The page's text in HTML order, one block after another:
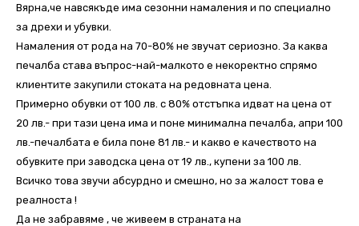
Вярна,че навсякъде има сезонни намаления и по специално
за дрехи и убувки.
Намаления от рода на 70-80% не звучат сериозно. За каква
печалба става въпрос-най-малкото е некоректно спрямо
клиентите закупили стоката на редовната цена.
Примерно обувки от 100 лв. с 80% отстъпка идват на цена от
20 лв.- при тази цена има и поне минимална печалба, апри 100
лв.-печалбата е била поне 81 лв.- и какво е качеството на
обувките при заводска цена от 19 лв., купени за 100 лв.
Всичко това звучи абсурдно и смешно, но за жалост това е
реалноста !
Да не забравяме , че живеем в страната на